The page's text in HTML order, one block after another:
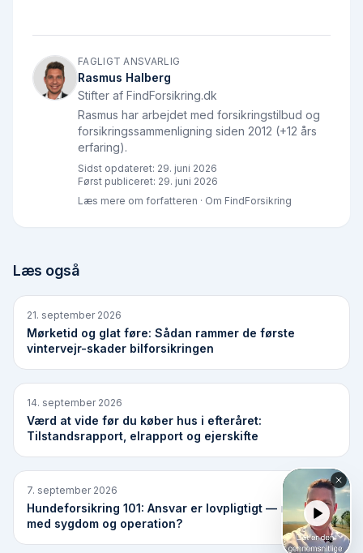
FAGLIGT ANSVARLIG
Rasmus Halberg
Stifter af FindForsikring.dk
Rasmus har arbejdet med forsikringstilbud og
forsikringssammenligning siden 2012 (+12 års
erfaring).
Sidst opdateret: 29. juni 2026
Først publiceret: 29. juni 2026
Læs mere om forfatteren · Om FindForsikring
Læs også
21. september 2026
Mørketid og glat føre: Sådan rammer de første
vintervejr-skader bilforsikringen
14. september 2026
Værd at vide før du køber hus i efteråret:
Tilstandsrapport, elrapport og ejerskifte
7. september 2026
Hundeforsikring 101: Ansvar er lovpligtigt — men hvad
med sygdom og operation?